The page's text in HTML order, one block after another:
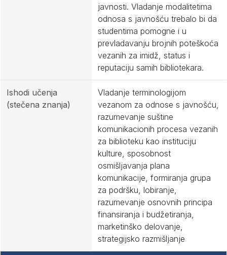
javnosti. Vladanje modalitetima
odnosa s javnošću trebalo bi da
studentima pomogne i u
prevladavanju brojnih poteškoća
vezanih za imidž, status i
reputaciju samih bibliotekara.
Ishodi učenja
(stečena znanja)
Vladanje terminologijom
vezanom za odnose s javnošću,
razumevanje suštine
komunikacionih procesa vezanih
za biblioteku kao instituciju
kulture, sposobnost
osmišljavanja plana
komunikacije, formiranja grupa
za podršku, lobiranje,
razumevanje osnovnih principa
finansiranja i budžetiranja,
marketinško delovanje,
strategijsko razmišljanje